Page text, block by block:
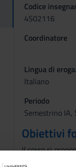
Codice
4S02116
Coordinatore
Lingua di
Italiano
Periodo
Semestrino IA,
Obiettivi
Il corso si
Un particolare